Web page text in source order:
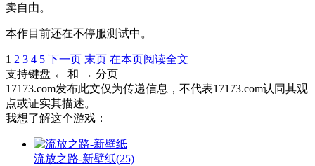
卖自由。
本作目前还在不停服测试中。
1 2 3 4 5 下一页 末页 在本页阅读全文
支持键盘 ← 和 → 分页
17173.com发布此文仅为传递信息，不代表17173.com认同其观
点或证实其描述。
我想了解这个游戏：
流放之路-新壁纸(25)